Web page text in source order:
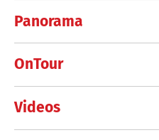
Panorama
OnTour
Videos